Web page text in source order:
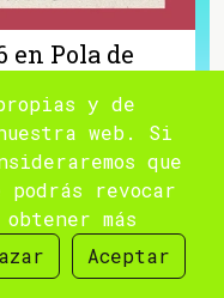
en Pola de
Magos 2026 en
el lunes 5
horas. A esa
y de
web. Si
que
podrás revocar
más
Aceptar